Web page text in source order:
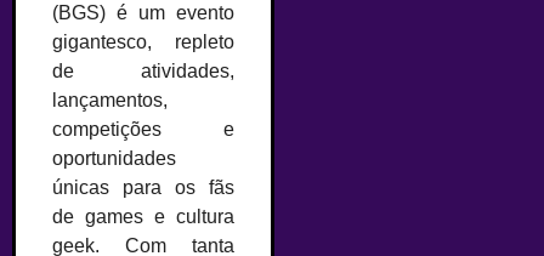
(BGS) é um evento
gigantesco, repleto
de atividades,
lançamentos,
competições e
oportunidades
únicas para os fãs
de games e cultura
geek. Com tanta